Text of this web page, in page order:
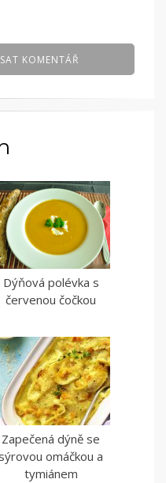
KOMENTÁŘ
Dýňová polévka s
červenou čočkou
Zapečená dýně se
omáčkou a
tymiánem